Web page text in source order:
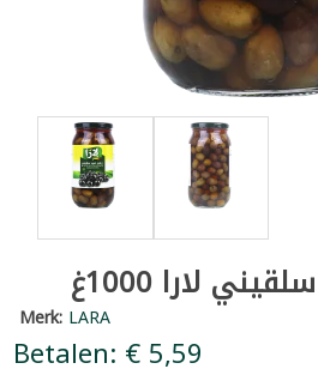
لارا 1000غ
Merk: LARA
Betalen: € 5,59